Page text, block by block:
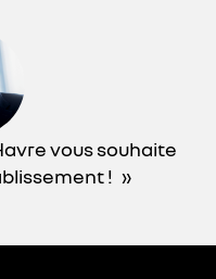
vous souhaite
!